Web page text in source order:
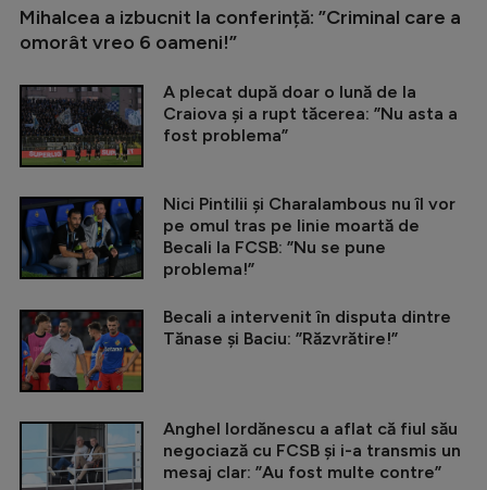
Mihalcea a izbucnit la conferință: ”Criminal care a
omorât vreo 6 oameni!”
A plecat după doar o lună de la
Craiova și a rupt tăcerea: ”Nu asta a
fost problema”
Nici Pintilii și Charalambous nu îl vor
pe omul tras pe linie moartă de
Becali la FCSB: ”Nu se pune
problema!”
Becali a intervenit în disputa dintre
Tănase și Baciu: ”Răzvrătire!”
Anghel Iordănescu a aflat că fiul său
negociază cu FCSB și i-a transmis un
mesaj clar: ”Au fost multe contre”